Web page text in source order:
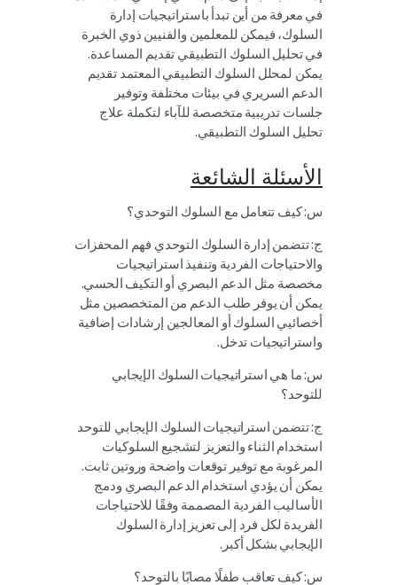
في معرفة من أين تبدأ باستراتيجيات إدارة
السلوك، فيمكن للمعلمين والفنيين ذوي الخبرة
في تحليل السلوك التطبيقي تقديم المساعدة.
يمكن لمحلل السلوك التطبيقي المعتمد تقديم
الدعم السريري في بيئات مختلفة وتوفير
جلسات تدريبية متخصصة للآباء لتكملة علاج
تحليل السلوك التطبيقي.
الأسئلة الشائعة
س: كيف تتعامل مع السلوك التوحدي؟
ج: تتضمن إدارة السلوك التوحدي فهم المحفزات
والاحتياجات الفردية وتنفيذ استراتيجيات
مخصصة مثل الدعم البصري أو التكيف الحسي.
يمكن أن يوفر طلب الدعم من المتخصصين مثل
أخصائيي السلوك أو المعالجين إرشادات إضافية
واستراتيجيات تدخل.
س: ما هي استراتيجيات السلوك الإيجابي
للتوحد؟
ج: تتضمن استراتيجيات السلوك الإيجابي للتوحد
استخدام الثناء والتعزيز لتشجيع السلوكيات
المرغوبة مع توفير توقعات واضحة وروتين ثابت.
يمكن أن يؤدي استخدام الدعم البصري ودمج
الأساليب الفردية المصممة وفقًا للاحتياجات
الفريدة لكل فرد إلى تعزيز إدارة السلوك
الإيجابي بشكل أكبر.
س: كيف تعاقب طفلًا مصابًا بالتوحد؟